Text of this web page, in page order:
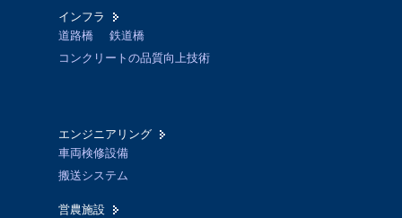
インフラ
道路橋
鉄道橋
コンクリートの品質向上技術
エンジニアリング
車両検修設備
搬送システム
営農施設